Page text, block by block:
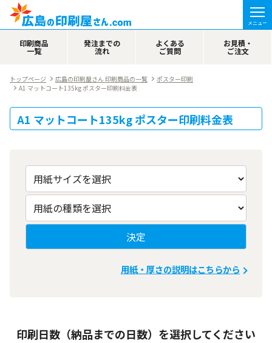
印刷商品
一覧
発注までの
流れ
よくある
ご質問
お見積・
ご注文
トップページ 広島の印刷屋さん 印刷商品の一覧
ポスター印刷
A1 マットコート135kg ポスター印刷料金表
A1 マットコート135kg ポスター印刷料金表
用紙・厚さの説明はこちらから
印刷日数（納品までの日数）を選択してください
メニュー